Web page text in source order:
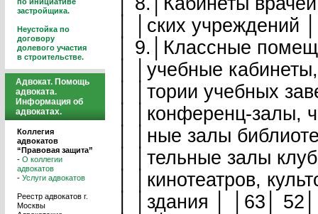
застройщика.
Неустойка по
договору
долевого участия
в строительстве.
Адвокат. Помощь
адвоката.
Информация об
адвокатах.
Коллегия
адвокатов
“Правовая защита”
- О коллегии
адвокатов
- Услуги адвокатов
Реестр адвокатов г.
Москвы
│ │ских
│ 9.│Классные
│ │учебные
│ │тории учебных
│ │конференц-залы,
│ │ные залы
│ │тельные залы
│ │кинотеатров,
│ │здания │ │63│